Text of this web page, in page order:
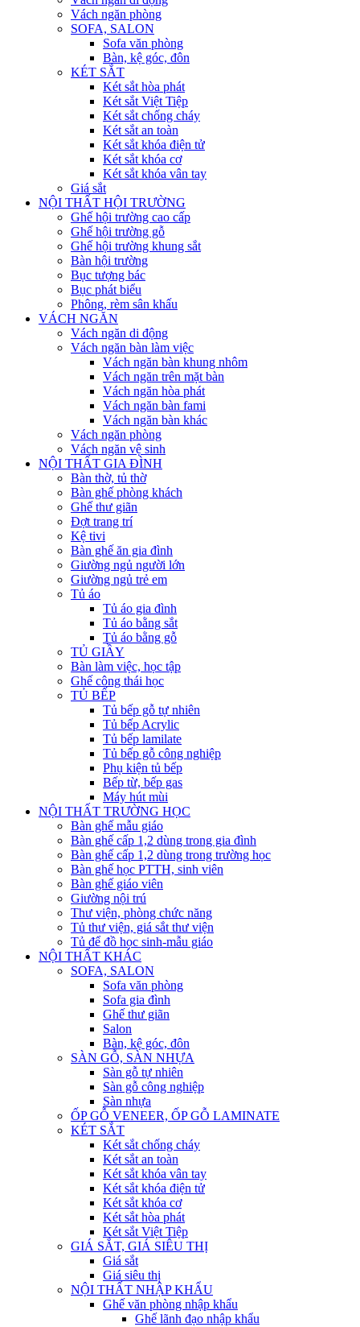
Vách ngăn phòng
SOFA, SALON
Sofa văn phòng
Bàn, kệ góc, đôn
KÉT SẮT
Két sắt hòa phát
Két sắt Việt Tiệp
Két sắt chống cháy
Két sắt an toàn
Két sắt khóa điện tử
Két sắt khóa cơ
Két sắt khóa vân tay
Giá sắt
NỘI THẤT HỘI TRƯỜNG
Ghế hội trường cao cấp
Ghế hội trường gỗ
Ghế hội trường khung sắt
Bàn hội trường
Bục tượng bác
Bục phát biểu
Phông, rèm sân khấu
VÁCH NGĂN
Vách ngăn di động
Vách ngăn bàn làm việc
Vách ngăn bàn khung nhôm
Vách ngăn trên mặt bàn
Vách ngăn hòa phát
Vách ngăn bàn fami
Vách ngăn bàn khác
Vách ngăn phòng
Vách ngăn vệ sinh
NỘI THẤT GIA ĐÌNH
Bàn thờ, tủ thờ
Bàn ghế phòng khách
Ghế thư giãn
Đợt trang trí
Kệ tivi
Bàn ghế ăn gia đình
Giường ngủ người lớn
Giường ngủ trẻ em
Tủ áo
Tủ áo gia đình
Tủ áo bằng sắt
Tủ áo bằng gỗ
TỦ GIẦY
Bàn làm việc, học tập
Ghế công thái học
TỦ BẾP
Tủ bếp gỗ tự nhiên
Tủ bếp Acrylic
Tủ bếp lamilate
Tủ bếp gỗ công nghiệp
Phụ kiện tủ bếp
Bếp từ, bếp gas
Máy hút mùi
NỘI THẤT TRƯỜNG HỌC
Bàn ghế mẫu giáo
Bàn ghế cấp 1,2 dùng trong gia đình
Bàn ghế cấp 1,2 dùng trong trường học
Bàn ghế học PTTH, sinh viên
Bàn ghế giáo viên
Giường nội trú
Thư viện, phòng chức năng
Tủ thư viện, giá sắt thư viện
Tủ để đồ học sinh-mẫu giáo
NỘI THẤT KHÁC
SOFA, SALON
Sofa văn phòng
Sofa gia đình
Ghế thư giãn
Salon
Bàn, kệ góc, đôn
SÀN GỖ, SÀN NHỰA
Sàn gỗ tự nhiên
Sàn gỗ công nghiệp
Sàn nhựa
ỐP GỖ VENEER, ỐP GỖ LAMINATE
KÉT SẮT
Két sắt chống cháy
Két sắt an toàn
Két sắt khóa vân tay
Két sắt khóa điện tử
Két sắt khóa cơ
Két sắt hòa phát
Két sắt Việt Tiệp
GIÁ SẮT, GIÁ SIÊU THỊ
Giá sắt
Giá siêu thị
NỘI THẤT NHẬP KHẨU
Ghế văn phòng nhập khẩu
Ghế lãnh đạo nhập khẩu